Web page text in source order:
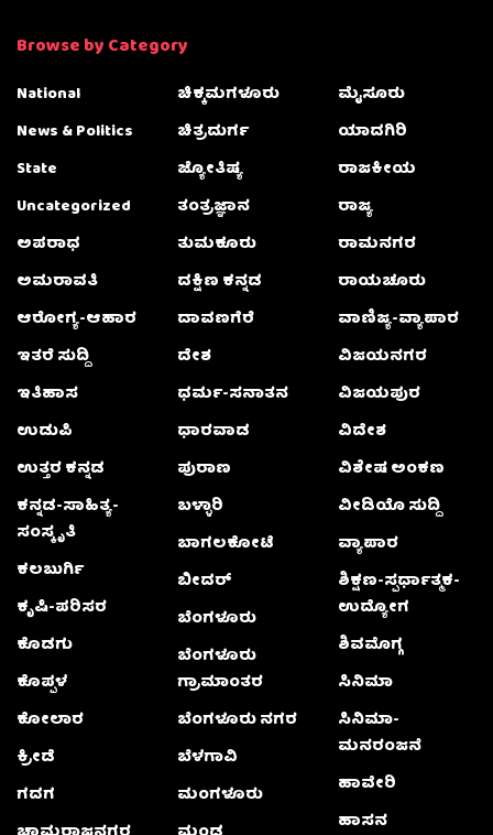
Browse by Category
National
News & Politics
State
Uncategorized
ಅಪರಾಧ
ಅಮರಾವತಿ
ಆರೋಗ್ಯ-ಆಹಾರ
ಇತರೆ ಸುದ್ದಿ
ಇತಿಹಾಸ
ಉಡುಪಿ
ಉತ್ತರ ಕನ್ನಡ
ಕನ್ನಡ-ಸಾಹಿತ್ಯ-
ಸಂಸ್ಕೃತಿ
ಕಲಬುರ್ಗಿ
ಕೃಷಿ-ಪರಿಸರ
ಕೊಡಗು
ಕೊಪ್ಪಳ
ಕೋಲಾರ
ಕ್ರೀಡೆ
ಗದಗ
ಚಿಕ್ಕಮಗಳೂರು
ಚಿತ್ರದುರ್ಗ
ಜ್ಯೋತಿಷ್ಯ
ತಂತ್ರಜ್ಞಾನ
ತುಮಕೂರು
ದಕ್ಷಿಣ ಕನ್ನಡ
ದಾವಣಗೆರೆ
ದೇಶ
ಧರ್ಮ-ಸನಾತನ
ಧಾರವಾಡ
ಪುರಾಣ
ಬಳ್ಳಾರಿ
ಬಾಗಲಕೋಟೆ
ಬೀದರ್
ಬೆಂಗಳೂರು
ಬೆಂಗಳೂರು
ಗ್ರಾಮಾಂತರ
ಬೆಂಗಳೂರು ನಗರ
ಬೆಳಗಾವಿ
ಮಂಗಳೂರು
ಮೈಸೂರು
ಯಾದಗಿರಿ
ರಾಜಕೀಯ
ರಾಜ್ಯ
ರಾಮನಗರ
ರಾಯಚೂರು
ವಾಣಿಜ್ಯ-ವ್ಯಾಪಾರ
ವಿಜಯನಗರ
ವಿಜಯಪುರ
ವಿದೇಶ
ವಿಶೇಷ ಅಂಕಣ
ವೀಡಿಯೊ ಸುದ್ದಿ
ವ್ಯಾಪಾರ
ಶಿಕ್ಷಣ-ಸ್ಪರ್ಧಾತ್ಮಕ-
ಉದ್ಯೋಗ
ಶಿವಮೊಗ್ಗ
ಸಿನಿಮಾ
ಸಿನಿಮಾ-
ಮನರಂಜನೆ
ಹಾವೇರಿ
ಹಾಸನ